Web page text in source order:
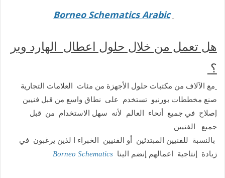
Borneo Schematics Arabic
هل تعمل من خلال حلول اعطال الهارد وير
؟
مع الآلاف من مكتبات حلول الأجهزة من مئات العلامات التجارية
صنع مخططات بورنيوتستخدم على نطاق واسع من قبل فنيين
إصلاح
في جميع أنحاء العالم
لأنه سهل الاستخدام من قبل
جميع الفنيين
بالنسبة للفنيين المبتدئين أو الفنيين الخبراء
ا لذين يرغبون في
زيادة إنتاجية اعمالهم إنضم الينا Borneo Schematics